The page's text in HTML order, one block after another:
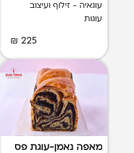
עוגאיה - זילוף ועיצוב
עוגות
225 ₪
מאפה נאמן-עוגת פס